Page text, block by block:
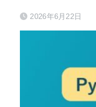
2026年6月22日